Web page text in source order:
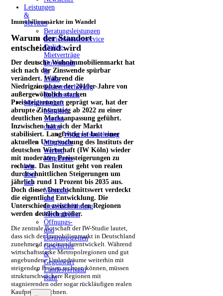
Leistungen
&
Services
Beratungsleistungen
Betriebskostenservice
Online-
Mietverträge
Downloads
&
Links
Sachversicherung
Rechtsschutz
Mitgliedschaft
Mitglied
werden
online
Widerrufsbelehrung
Mitglieder
werben
Mitglieder
Wir
über
uns
Vorstand
und
Geschäftsführung
Vereinsbeirat
Öffnungs-
und
Beratungszeiten
Geschichte
&
Gegenwart
Landesverband
Ruhr
Immobilienmärkte im Wandel
Warum der Standort
entscheidend wird
Der deutsche Wohnimmobilienmarkt hat
sich nach der Zinswende spürbar
verändert. Während die
Niedrigzinsphase der 2010er-Jahre von
außergewöhnlich starken
Preissteigerungen geprägt war, hat der
abrupte Zinsanstieg ab 2022 zu einer
deutlichen Marktanpassung geführt.
Inzwischen hat sich der Markt
stabilisiert. Langfristig ist laut einer
aktuellen Untersuchung des Instituts der
deutschen Wirtschaft (IW Köln) wieder
mit moderaten Preissteigerungen zu
rechnen. Das Institut geht von realen
durchschnittlichen Steigerungen um
jährlich rund 1 Prozent bis 2035 aus.
Doch dieser Durchschnittswert verdeckt
die eigentliche Entwicklung. Die
Unterschiede zwischen den Regionen
werden deutlich größer.
Die zentrale Botschaft der IW-Studie lautet,
dass sich der Immobilienmarkt in Deutschland
zunehmend auseinanderentwickelt. Während
wirtschaftsstarke Metropolregionen und gut
angebundene Umlandräume weiterhin mit
steigenden Preisen rechnen können, müssen
strukturschwächere Regionen mit
stagnierenden oder sogar rückläufigen realen
Kaufpreisen rechnen.